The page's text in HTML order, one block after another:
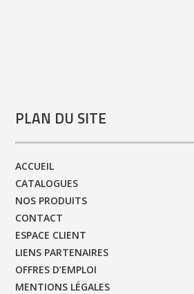
PLAN DU SITE
ACCUEIL
CATALOGUES
NOS PRODUITS
CONTACT
ESPACE CLIENT
LIENS PARTENAIRES
OFFRES D’EMPLOI
MENTIONS LÉGALES